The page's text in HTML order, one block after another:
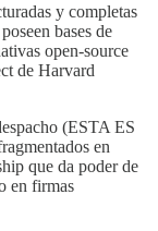
y completas
bases de
open-source
de Harvard
(ESTA ES
en
que da poder de
en firmas